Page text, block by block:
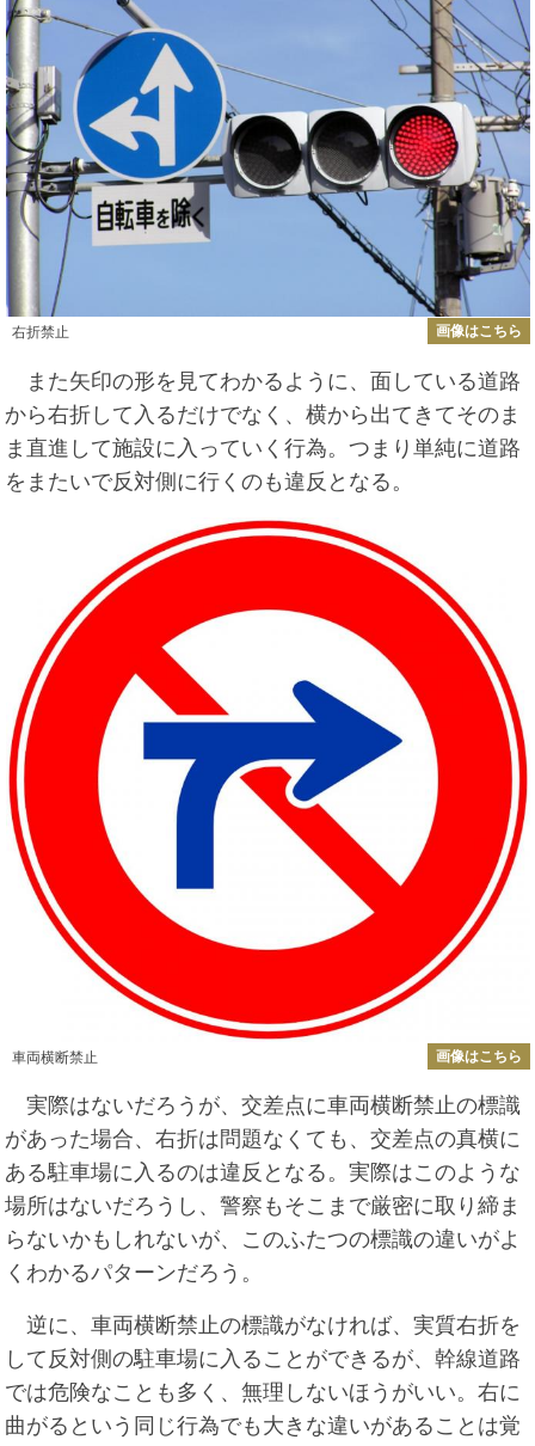
右折禁止 画像はこちら
また矢印の形を見てわかるように、面している道路
から右折して入るだけでなく、横から出てきてそのま
ま直進して施設に入っていく行為。つまり単純に道路
をまたいで反対側に行くのも違反となる。
車両横断禁止 画像はこちら
実際はないだろうが、交差点に車両横断禁止の標識
があった場合、右折は問題なくても、交差点の真横に
ある駐車場に入るのは違反となる。実際はこのような
場所はないだろうし、警察もそこまで厳密に取り締ま
らないかもしれないが、このふたつの標識の違いがよ
くわかるパターンだろう。
逆に、車両横断禁止の標識がなければ、実質右折を
して反対側の駐車場に入ることができるが、幹線道路
では危険なことも多く、無理しないほうがいい。右に
曲がるという同じ行為でも大きな違いがあることは覚